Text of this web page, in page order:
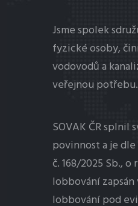
Jsme spolek
fyzické osoby,
vodovodů a
veřejnou potřebu.
SOVAK ČR splnil
povinnost a je dle
č. 168/2025 Sb., o
lobbování
lobbování pod